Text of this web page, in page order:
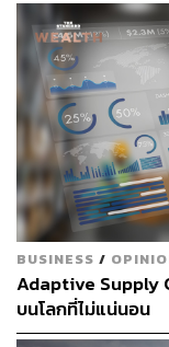
BUSINESS /
Adaptive Supply
บนโลกที่ไม่แน่นอน